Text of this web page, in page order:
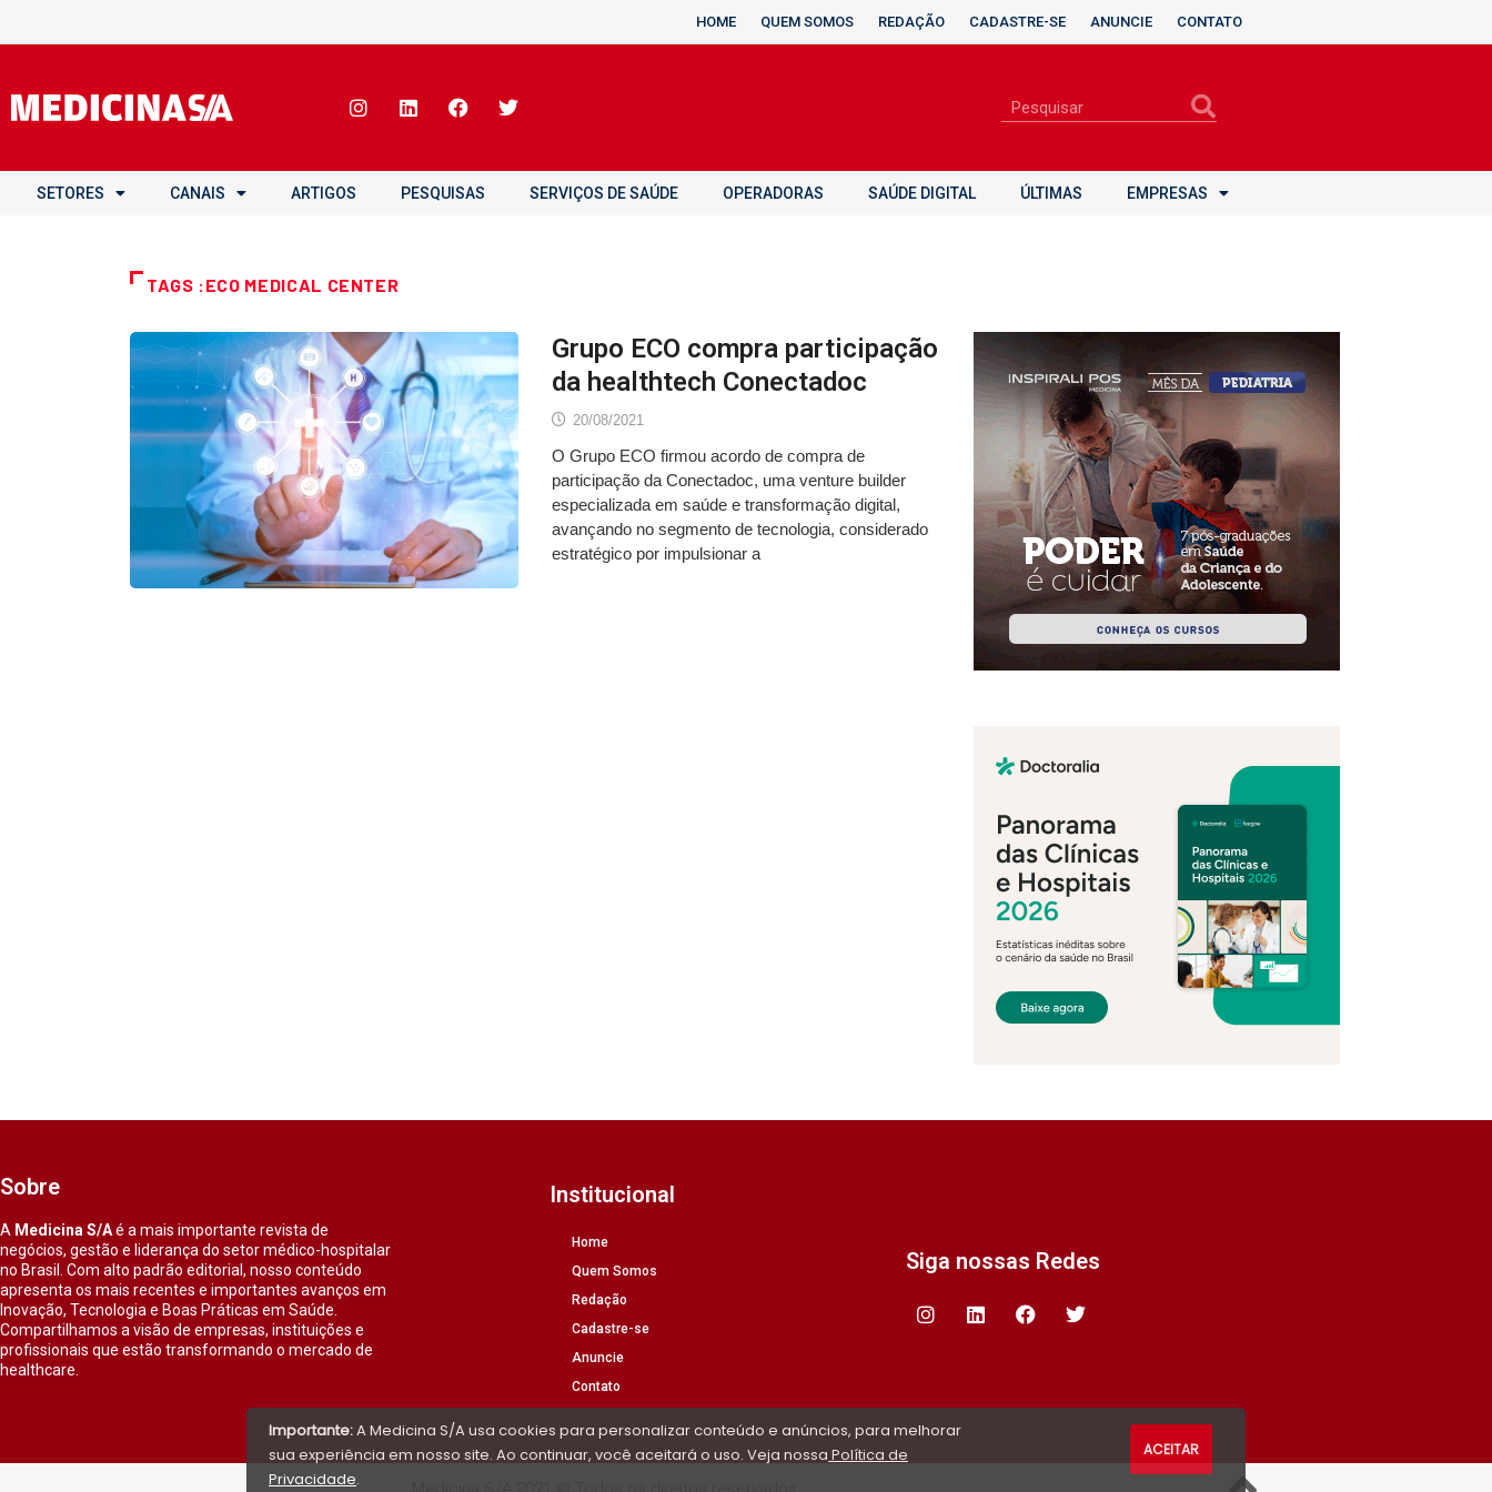
HOME QUEM SOMOS REDAÇÃO CADASTRE-SE ANUNCIE CONTATO
SETORES CANAIS ARTIGOS PESQUISAS SERVIÇOS DE SAÚDE OPERADORAS SAÚDE DIGITAL ÚLTIMAS EMPRESAS
TAGS :ECO MEDICAL CENTER
Grupo ECO compra participação
da healthtech Conectadoc
20/08/2021
O Grupo ECO firmou acordo de compra de
participação da Conectadoc, uma venture builder
especializada em saúde e transformação digital,
avançando no segmento de tecnologia, considerado
estratégico por impulsionar a
Sobre
A Medicina S/Aé a mais importante revista de
negócios, gestão e liderança do setor médico-hospitalar
no Brasil. Com alto padrão editorial, nosso conteúdo
apresenta os mais recentes e importantes avanços em
Inovação, Tecnologia e Boas Práticas em Saúde.
Compartilhamos a visão de empresas, instituições e
profissionais que estão transformando o mercado de
healthcare.
Institucional
Home
Quem Somos
Redação
Cadastre-se
Anuncie
Contato
Siga nossas Redes
Importante:A Medicina S/A usa cookies para personalizar conteúdo e anúncios, para melhorar
sua experiência em nosso site. Ao continuar, você aceitará o uso. Veja nossa Política de
Privacidade.
ACEITAR